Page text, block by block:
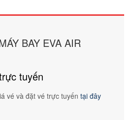
BAY EVA AIR
tuyến
vé và đặt vé trực tuyến tại đây